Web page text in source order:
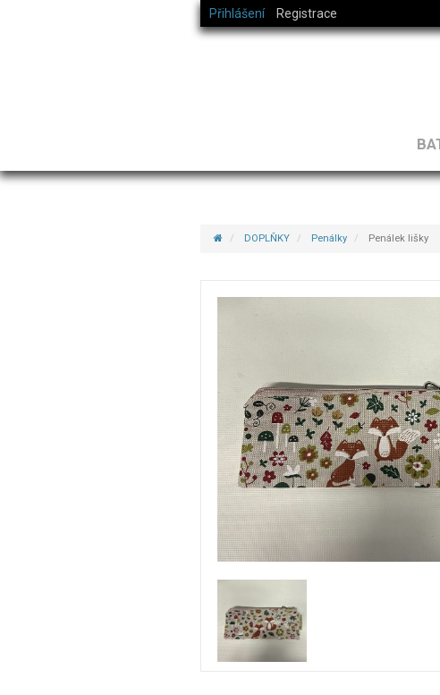
Přihlášení Registrace
DOPLŇKY Penálky Penálek lišky